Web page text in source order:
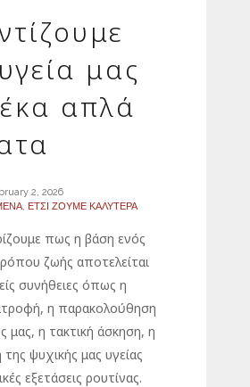
μας
απλά
2, 2026
, ΕΤΣΙ ΖΟΥΜΕ ΚΑΛΥΤΕΡΑ
πως η βάση ενός
ζωής αποτελείται
συνήθειες όπως η
η παρακολούθηση
μας, η τακτική άσκηση, η
της ψυχικής μας υγείας
εξετάσεις ρουτίνας.